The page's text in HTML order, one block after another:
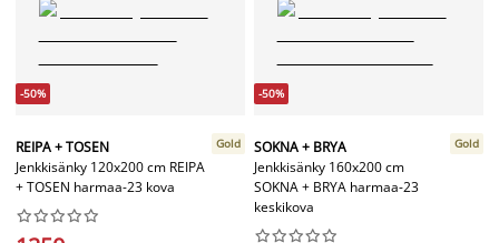
-50%
REIPA + TOSEN
Jenkkisänky 120x200 cm REIPA
+ TOSEN harmaa-23 kova
Gold






-50%
SOKNA + BRYA
Jenkkisänky 160x200 cm
SOKNA + BRYA harmaa-23
keskikova
Gold





